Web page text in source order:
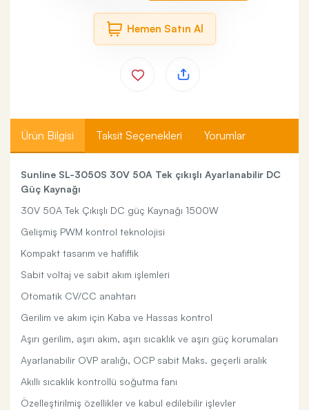
Hemen Satın Al
Ürün Bilgisi Taksit Seçenekleri Yorumlar
Sunline SL-3050S 30V 50A Tek çıkışlı Ayarlanabilir DC
Güç Kaynağı
30V 50A Tek Çıkışlı DC güç Kaynağı 1500W
Gelişmiş PWM kontrol teknolojisi
Kompakt tasarım ve hafiflik
Sabit voltaj ve sabit akım işlemleri
Otomatik CV/CC anahtarı
Gerilim ve akım için Kaba ve Hassas kontrol
Aşırı gerilim, aşırı akım, aşırı sıcaklık ve aşırı güç korumaları
Ayarlanabilir OVP aralığı, OCP sabit Maks. geçerli aralık
Akıllı sıcaklık kontrollü soğutma fanı
Özelleştirilmiş özellikler ve kabul edilebilir işlevler